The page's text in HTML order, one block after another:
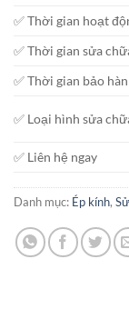
✅ Thời gian hoạt
✅ Thời gian sửa
✅ Thời gian bảo
✅ Loại hình sửa
✅ Liên hệ ngay
Danh mục: Ép kính,